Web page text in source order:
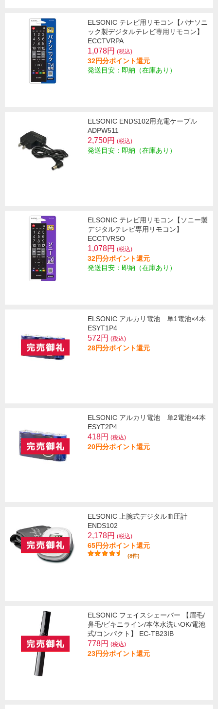
ELSONIC テレビ用リモコン【パナソニ
ック製デジタルテレビ専用リモコン】
ECCTVRPA
1,078円 (税込)
32円分ポイント還元
発送目安：即納（在庫あり）
ELSONIC ENDS102用充電ケーブル
ADPW511
2,750円 (税込)
発送目安：即納（在庫あり）
ELSONIC テレビ用リモコン【ソニー製
デジタルテレビ専用リモコン】
ECCTVRSO
1,078円 (税込)
32円分ポイント還元
発送目安：即納（在庫あり）
ELSONIC アルカリ電池 単1電池×4本
ESYT1P4
572円 (税込)
28円分ポイント還元
ELSONIC アルカリ電池 単2電池×4本
ESYT2P4
418円 (税込)
20円分ポイント還元
ELSONIC 上腕式デジタル血圧計
ENDS102
2,178円 (税込)
65円分ポイント還元
(8件)
ELSONIC フェイスシェーバー 【眉毛/
鼻毛/ビキニライン/本体水洗いOK/電池
式/コンパクト】 EC-TB23IB
778円 (税込)
23円分ポイント還元